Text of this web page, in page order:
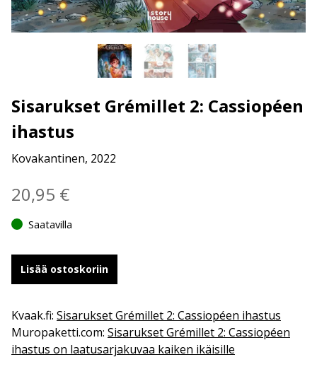
Sisarukset Grémillet 2: Cassiopéen
ihastus
Kovakantinen, 2022
20,95 €
Saatavilla
Lisää ostoskoriin
Kvaak.fi: Sisarukset Grémillet 2: Cassiopéen ihastus
Muropaketti.com: Sisarukset Grémillet 2: Cassiopéen
ihastus on laatusarjakuvaa kaiken ikäisille